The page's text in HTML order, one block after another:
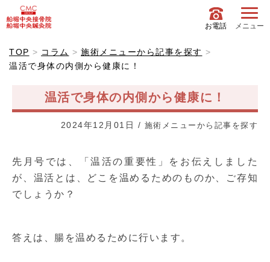
お電話 メニュー
TOP コラム
施術メニューから記事を探す
温活で身体の内側から健康に！
温活で身体の内側から健康に！
2024年12月01日 / 施術メニューから記事を探す
先月号では、「温活の重要性」をお伝えしました
が、温活とは、どこを温めるためのものか、ご存知
でしょうか？
答えは、腸を温めるために行います。